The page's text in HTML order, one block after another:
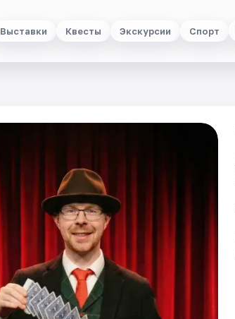
Выставки Квесты Экскурсии Спорт